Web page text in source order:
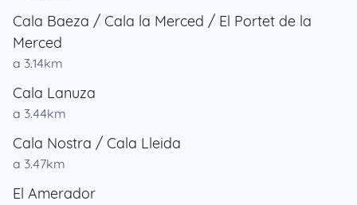
Cala Baeza / Cala la Merced / El Portet de la
Merced
a 3.14km
Cala Lanuza
a 3.44km
Cala Nostra / Cala Lleida
a 3.47km
El Amerador